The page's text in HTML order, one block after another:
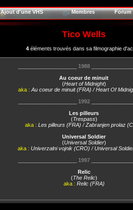
Ajout d'une VHS Membres Forum
Tico Wells
4éléments trouvés dans sa filmographie
1988
Au coeur de minuit
(Heart of Midnight)
aka : Au coeur de minuit (FRA) / Heart Of
1992
Les pilleurs
(Trespass)
aka : Les pilleurs (FRA) / Zabranjen prolaz
Universal Soldier
(Universal Soldier)
aka : Univerzalni vojnik (CRO) / Universal
1997
Relic
(The Relic)
aka : Relic (FRA)